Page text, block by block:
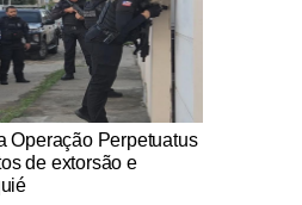
Operação Perpetuatus
de extorsão e